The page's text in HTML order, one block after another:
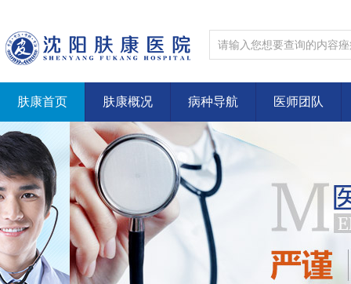
肤康首页 肤康概况 病种导航 医师团队